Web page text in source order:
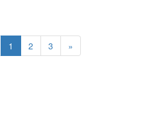
1 2 3 »